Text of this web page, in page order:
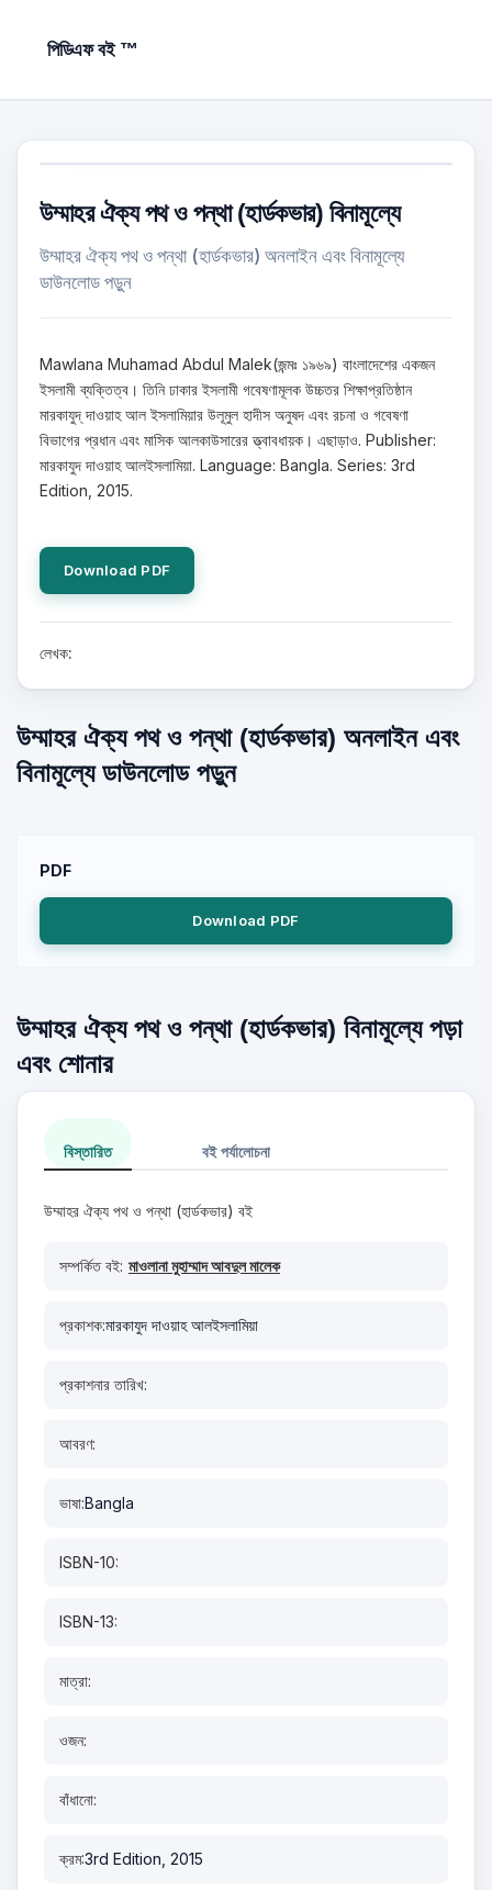
পিডিএফ বই ™
উম্মাহর ঐক্য পথ ও পন্থা (হার্ডকভার) বিনামূল্যে
উম্মাহর ঐক্য পথ ও পন্থা (হার্ডকভার) অনলাইন এবং বিনামূল্যে
ডাউনলোড পড়ুন
Mawlana Muhamad Abdul Malek(জন্মঃ ১৯৬৯) বাংলাদেশের একজন
ইসলামী ব্যক্তিত্ব। তিনি ঢাকার ইসলামী গবেষণামূলক উচ্চতর শিক্ষাপ্রতিষ্ঠান
মারকাযুদ্ দাওয়াহ আল ইসলামিয়ার উলূমুল হাদীস অনুষদ এবং রচনা ও গবেষণা
বিভাগের প্রধান এবং মাসিক আলকাউসারের ত্ত্বাবধায়ক। এছাড়াও. Publisher:
মারকাযুদ দাওয়াহ আলইসলামিয়া. Language: Bangla. Series: 3rd
Edition, 2015.
Download PDF
লেখক:
উম্মাহর ঐক্য পথ ও পন্থা (হার্ডকভার) অনলাইন এবং
বিনামূল্যে ডাউনলোড পড়ুন
PDF
Download PDF
উম্মাহর ঐক্য পথ ও পন্থা (হার্ডকভার) বিনামূল্যে পড়া
এবং শোনার
বিস্তারিত বই পর্যালোচনা
উম্মাহর ঐক্য পথ ও পন্থা (হার্ডকভার) বই
সম্পর্কিত বই: মাওলানা মুহাম্মাদ আবদুল মালেক
প্রকাশক:মারকাযুদ দাওয়াহ আলইসলামিয়া
প্রকাশনার তারিখ:
আবরণ:
ভাষা:Bangla
ISBN-10:
ISBN-13:
মাত্রা:
ওজন:
বাঁধানো:
ক্রম:3rd Edition, 2015